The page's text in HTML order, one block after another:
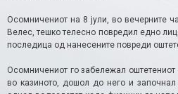
Осомничениот на 8 јули, во вечерните
Велес, тешко телесно повредил едно
последица од нанесените повреди
Осомничениот го забележал
во казиното, дошол до него и започнал